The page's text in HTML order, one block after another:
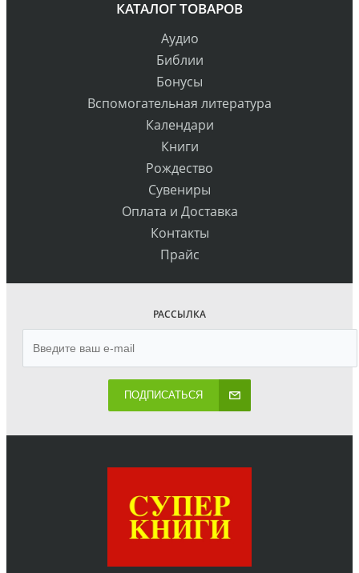
КАТАЛОГ ТОВАРОВ
Аудио
Библии
Бонусы
Вспомогательная литература
Календари
Книги
Рождество
Сувениры
Оплата и Доставка
Контакты
Прайс
РАССЫЛКА
ПОДПИСАТЬСЯ